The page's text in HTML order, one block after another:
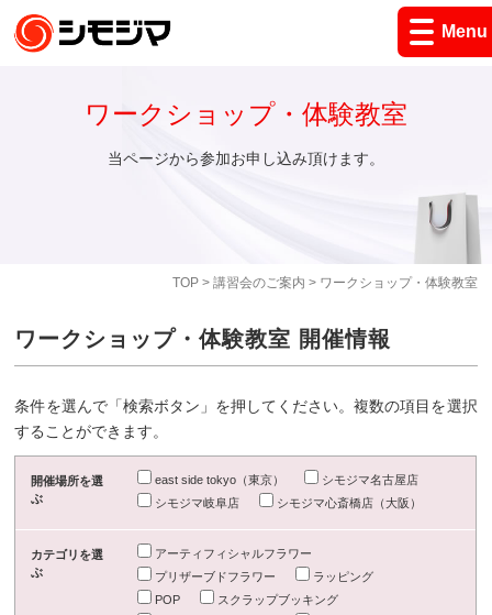
Menu
TOP> 講習会のご案内 > ワークショップ・体験教室
ワークショップ・体験教室
当ページから参加お申し込み頂けます。
ワークショップ・体験教室 開催情報
条件を選んで「検索ボタン」を押してください。複数の項目を選択
することができます。
開催場所を選
ぶ
east side tokyo（東京）
シモジマ名古屋店
シモジマ岐阜店
シモジマ心斎橋店（大阪）
カテゴリを選
ぶ
アーティフィシャルフラワー
プリザーブドフラワー
ラッピング
POP
スクラップブッキング